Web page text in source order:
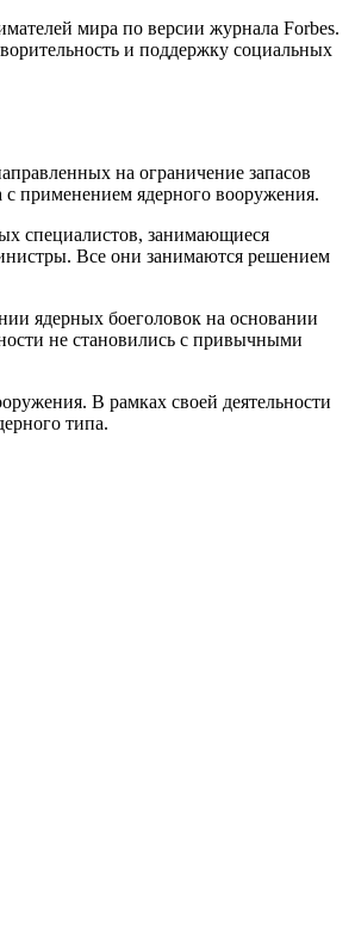
мира по версии журнала Forbes.
и поддержку социальных
на ограничение запасов
применением ядерного вооружения.
специалистов, занимающиеся
Все они занимаются решением
ядерных боеголовок на основании
не становились с привычными
В рамках своей деятельности
типа.